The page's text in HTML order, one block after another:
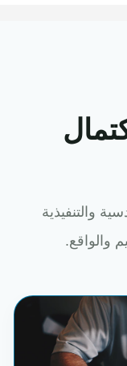
والتنفيذية
والواقع.